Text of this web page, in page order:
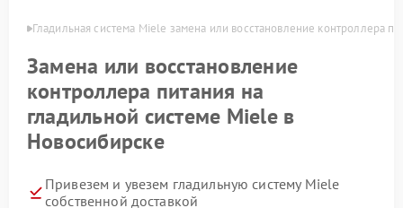
Гладильная система Miele замена или восстановление контроллера
Замена или восстановление
контроллера питания на
гладильной системе Miele в
Новосибирске
Привезем и увезем гладильную систему Miele
собственной доставкой